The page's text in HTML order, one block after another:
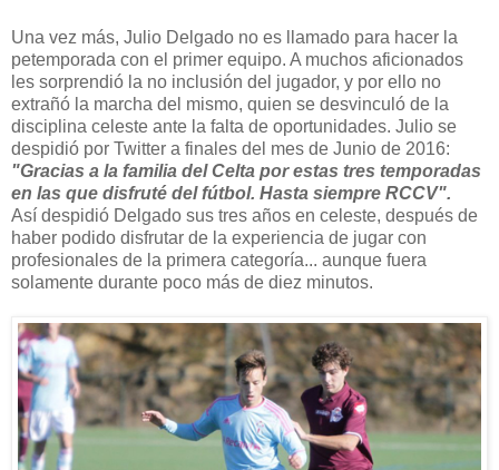
Una vez más, Julio Delgado no es llamado para hacer la
petemporada con el primer equipo. A muchos aficionados
les sorprendió la no inclusión del jugador, y por ello no
extrañó la marcha del mismo, quien se desvinculó de la
disciplina celeste ante la falta de oportunidades. Julio se
despidió por Twitter a finales del mes de Junio de 2016:
"Gracias a la familia del Celta por estas tres temporadas
en las que disfruté del fútbol. Hasta siempre RCCV".
Así despidió Delgado sus tres años en celeste, después de
haber podido disfrutar de la experiencia de jugar con
profesionales de la primera categoría... aunque fuera
solamente durante poco más de diez minutos.